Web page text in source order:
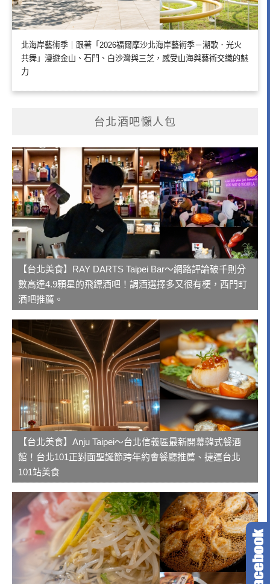
北海岸藝術季｜跟著「2026福爾摩沙北海岸藝術季－潮歌．光火
共舞」漫遊金山、石門、白沙灣與三芝，感受山海與藝術交織的魅
力
台北酒吧懶人包
【台北美食】RAY DARTS Taipei Bar～網路評論破千則分
數高達4.9顆星的飛鏢酒吧！調酒選擇多又很有梗，西門町
酒吧推薦。
【台北美食】Anju Taipei～台北信義區最新開幕韓式餐酒
館！台北101正對面聖誕節跨年約會餐廳推薦、捷運台北
101站美食